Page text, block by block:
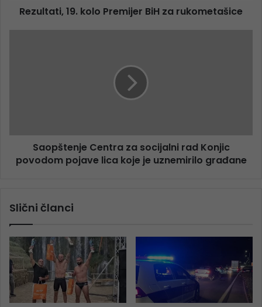
Rezultati, 19. kolo Premijer BiH za rukometašice
Saopštenje Centra za socijalni rad Konjic
povodom pojave lica koje je uznemirilo građane
Slični članci